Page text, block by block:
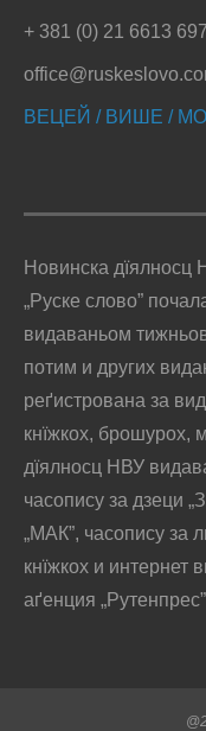
+ 381 (0) 21 6613 697
ВЕЦЕЙ / ВИШЕ /
Новинска дїялносц
„Руске слово”
видаваньом
потим и других
реґистрована за
кнїжкох, брошурох,
дїялносц НВУ
часопису за дзеци
„МАК”, часопису за
кнїжкох и интернет
аґенция